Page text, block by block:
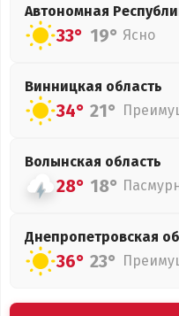
Автономная
33° 19° Ясно
Винницкая область
34° 21°
Волынская область
28° 18°
Днепропетровская
36° 23°